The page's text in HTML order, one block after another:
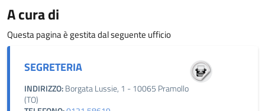
A cura di
Questa pagina è gestita dal seguente ufficio
SEGRETERIA
INDIRIZZO:Borgata Lussie, 1 - 10065 Pramollo
(TO)